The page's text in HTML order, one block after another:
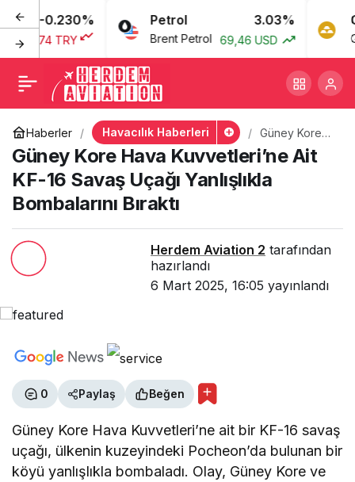
-0.230%
51,74 TRY
Petrol 3.03%
Brent Petrol 69,46 USD
Haberler Havacılık Haberleri
Güney Kore
Hava
Kuvvetleri’ne
Ait KF-16
Savaş Uçağı
Bıraktı
Güney Kore Hava Kuvvetleri’ne Ait
KF-16 Savaş Uçağı Yanlışlıkla
Bombalarını Bıraktı
Herdem Aviation 2 tarafından
hazırlandı
6 Mart 2025, 16:05 yayınlandı
0 Paylaş Beğen
Güney Kore Hava Kuvvetleri’ne ait bir KF-16 savaş
uçağı, ülkenin kuzeyindeki Pocheon’da bulunan bir
köyü yanlışlıkla bombaladı. Olay, Güney Kore ve
Güney Kore Hava
Kuvvetleri’ne Ait KF-16
Savaş Uçağı Yanlışlıkla
Bombalarını Bıraktı
-